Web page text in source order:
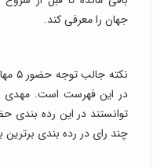
جهان را معرفی کند.
در این فهرست است. مهدی
توانستند در این رده بندی
چند رای در رده بندی برترین